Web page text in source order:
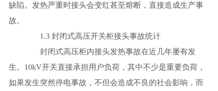
缺陷。发热严重时接头会变红甚至熔断，直接造成生产事
故。
1.3 封闭式高压开关柜接头事故统计
封闭式高压柜内接头发热事故在近几年屡有发
生。10kV开关直接承担用户负荷，其中不少是重要负荷，
如果发生突然停电事故，不但会造成不良的社会影响，而